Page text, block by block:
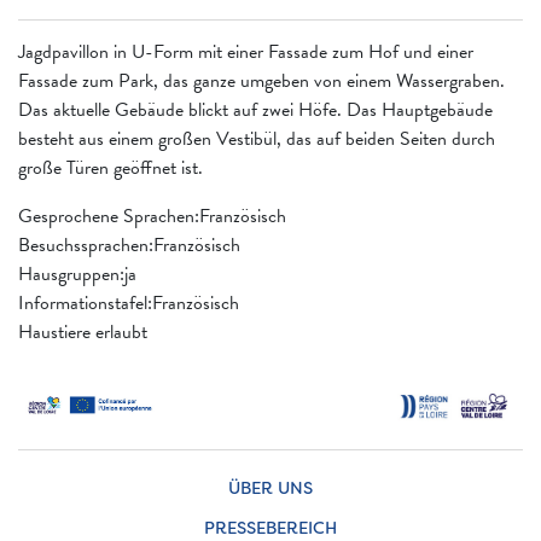
Jagdpavillon in U-Form mit einer Fassade zum Hof und einer
Fassade zum Park, das ganze umgeben von einem Wassergraben.
Das aktuelle Gebäude blickt auf zwei Höfe. Das Hauptgebäude
besteht aus einem großen Vestibül, das auf beiden Seiten durch
große Türen geöffnet ist.
Gesprochene Sprachen:Französisch
Besuchssprachen:Französisch
Hausgruppen:ja
Informationstafel:Französisch
Haustiere erlaubt
ÜBER UNS
PRESSEBEREICH